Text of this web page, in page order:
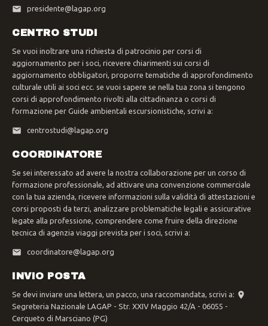
presidente@lagap.org
CENTRO STUDI
Se vuoi inoltrare una richiesta di patrocinio per corsi di
aggiornamento per i soci, ricevere chiarimenti sui corsi di
aggiornamento obbligatori, proporre tematiche di approfondimento
culturale utili ai soci ecc. se vuoi sapere se nella tua zona si tengono
corsi di approfondimento rivolti alla cittadinanza o corsi di
formazione per Guide ambientali escursionistiche, scrivi a:
centrostudi@lagap.org
COORDINATORE
Se sei interessato ad avere la nostra collaborazione per un corso di
formazione professionale, ad attivare una convenzione commerciale
con la tua azienda, ricevere informazioni sulla validità di attestazioni e
corsi proposti da terzi, analizzare problematiche legali e assicurative
legate alla professione, comprendere come fruire della direzione
tecnica di agenzia viaggi prevista per i soci, scrivi a:
coordinatore@lagap.org
INVIO POSTA
Se devi inviare una lettera, un pacco, una raccomandata, scrivi a:
Segreteria Nazionale LAGAP - Str. XXIV Maggio 42/A - 06055 -
Cerqueto di Marsciano (PG)